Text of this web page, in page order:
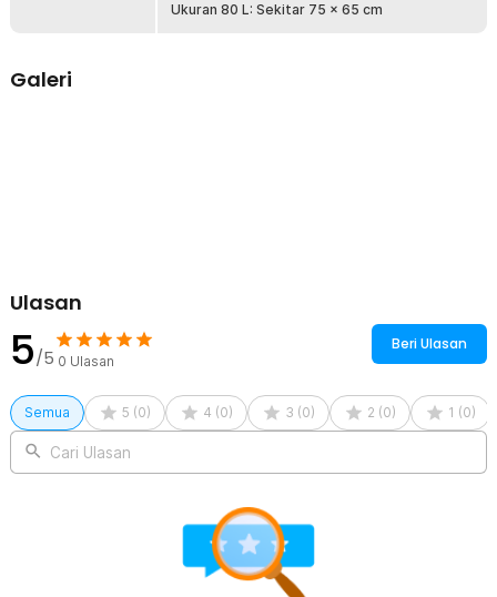
Ukurannya yang compact memudahkan Anda menyimpan dan
praktis.
1 x Rhodey Rain Cover Bag Waterproof Reflektor Jas Hujan Tas
Ukuran 80 L: Sekitar 75 x 65 cm
Galeri
Ulasan
5/5 0 Ulasan
Beri Ulasan
Semua 5 (0) 4 (0) 3 (0) 2 (0) 1 (0)
Cari Ulasan